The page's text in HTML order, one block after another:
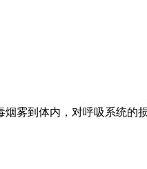
雾到体内，对呼吸系统